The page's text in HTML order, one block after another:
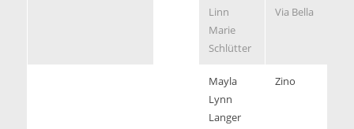
Linn
Marie
Schlütter
Via Bella
Mayla
Lynn
Langer
Zino